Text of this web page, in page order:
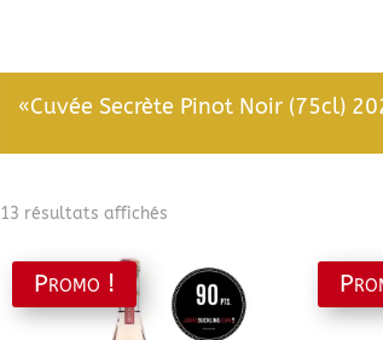
«Cuvée Secrète Pinot Noir (75cl)
13 résultats affichés
popularité
Promo !